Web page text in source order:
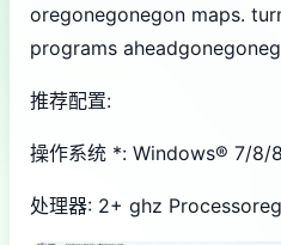
oregonegonegon maps.
programs
推荐配置:
操作系统 *: Windows® 7/8/
处理器: 2+ ghz